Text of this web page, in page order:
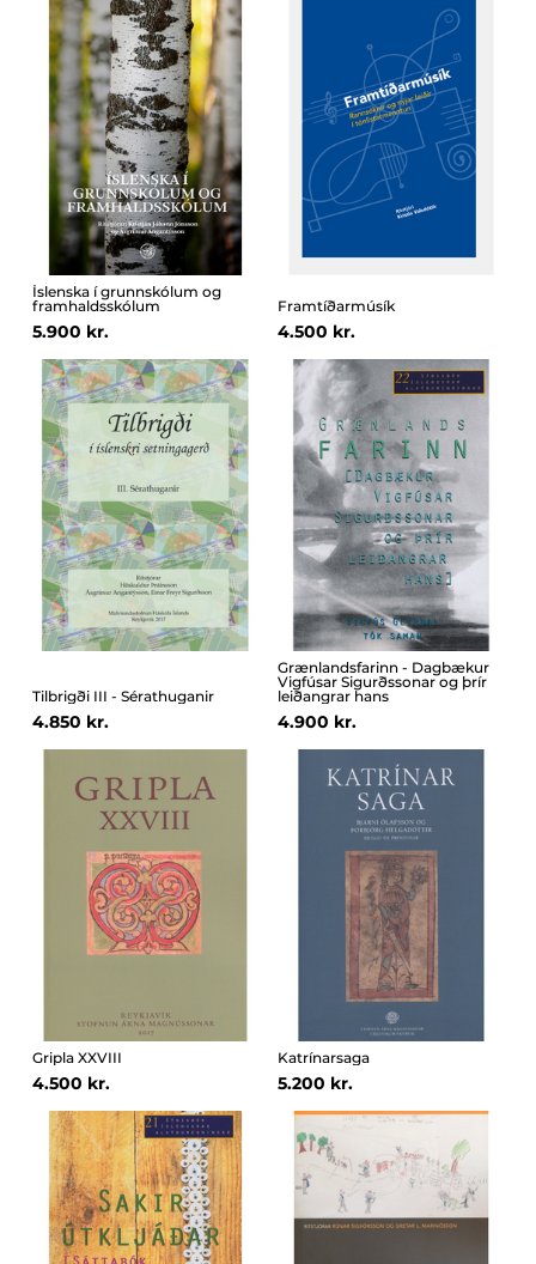
Íslenska í grunnskólum og
framhaldsskólum
5.900 kr.
Framtíðarmúsík
4.500 kr.
Tilbrigði III - Sérathuganir
4.850 kr.
Grænlandsfarinn - Dagbækur
Vigfúsar Sigurðssonar og þrír
leiðangrar hans
4.900 kr.
Gripla XXVIII
4.500 kr.
Katrínarsaga
5.200 kr.